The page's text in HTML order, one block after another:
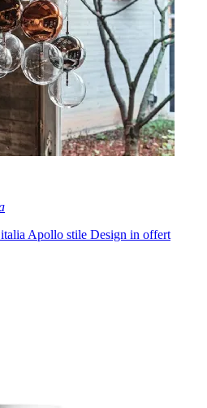
Apollo stile Design in offert